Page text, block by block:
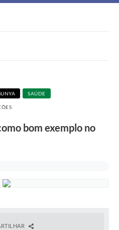
SAÚDE
bom exemplo no